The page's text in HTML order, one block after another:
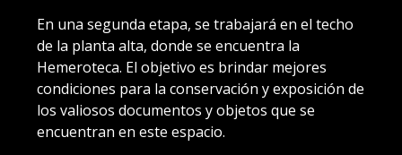
En una segunda etapa, se trabajará en el techo
de la planta alta, donde se encuentra la
Hemeroteca. El objetivo es brindar mejores
condiciones para la conservación y exposición de
los valiosos documentos y objetos que se
encuentran en este espacio.